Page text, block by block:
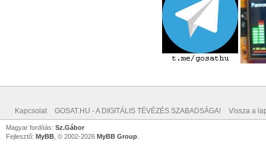
Kapcsolat GOSAT.HU - A DIGITÁLIS TÉVÉZÉS SZABADSÁGA! Vissza a
Magyar fordítás: Sz.Gábor
Fejlesztő: MyBB , © 2002-2026 MyBB Group